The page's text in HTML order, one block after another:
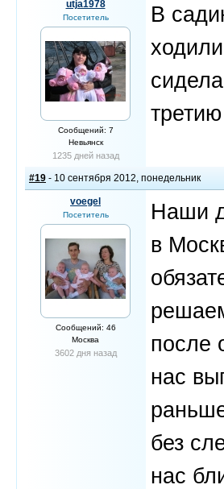
utja1978
Посетитель
Сообщений: 7
Невьянск
1235 дней назад
В
#19 - 10 сентября 2012, понедельник
voegel
Посетитель
Сообщений: 46
Москва
3602 дня назад
Наши
в
после
нас
без
нас